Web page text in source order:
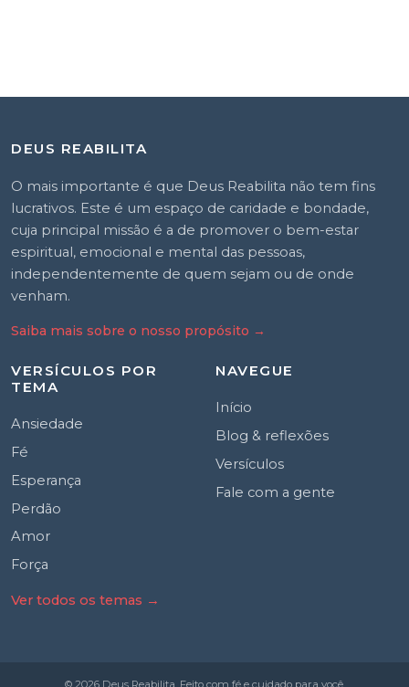
DEUS REABILITA
O mais importante é que Deus Reabilita não tem fins
lucrativos. Este é um espaço de caridade e bondade,
cuja principal missão é a de promover o bem-estar
espiritual, emocional e mental das pessoas,
independentemente de quem sejam ou de onde
venham.
Saiba mais sobre o nosso propósito →
VERSÍCULOS POR
TEMA
Ansiedade
Fé
Esperança
Perdão
Amor
Força
Ver todos os temas →
NAVEGUE
Início
Blog & reflexões
Versículos
Fale com a gente
© 2026 Deus Reabilita. Feito com fé e cuidado para você.